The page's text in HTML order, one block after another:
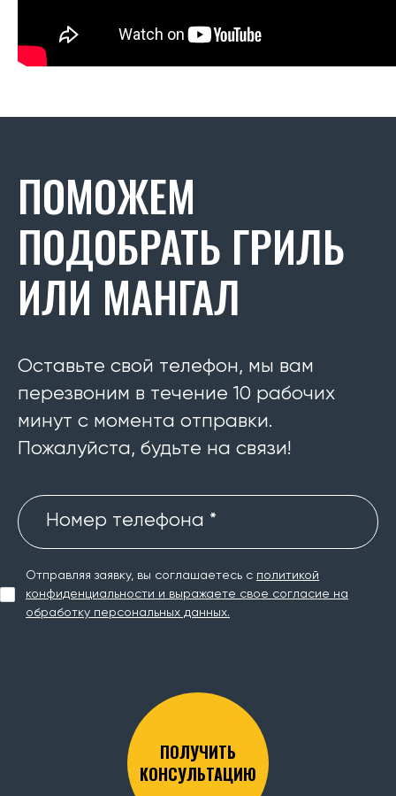
ПОМОЖЕМ
ПОДОБРАТЬ ГРИЛЬ
ИЛИ МАНГАЛ
Оставьте свой телефон, мы вам
перезвоним в течение 10 рабочих
минут с момента отправки.
Пожалуйста, будьте на связи!
Номер телефона *
Отправляя заявку, вы соглашаетесь с политикой
конфиденциальности и выражаете свое согласие на
обработку персональных данных.
ПОЛУЧИТЬ
КОНСУЛЬТАЦИЮ